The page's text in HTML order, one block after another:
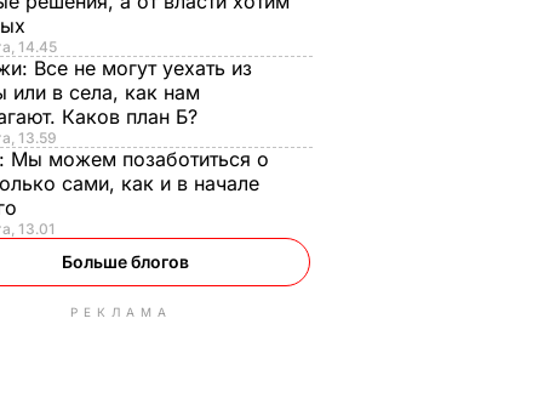
14.45
Все не могут уехать из
или в села, как нам
Каков план Б?
13.59
Мы можем позаботиться о
сами, как и в начале
13.01
Больше блогов
РЕКЛАМА